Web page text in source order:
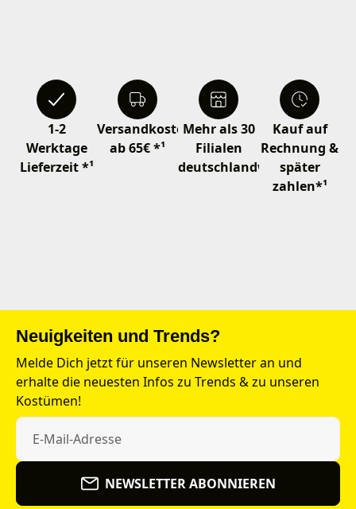
1-2
Werktage
Lieferzeit *¹
Versandkostenfrei
ab 65€ *¹
Mehr als 30
Filialen
deutschlandweit
Kauf auf
Rechnung &
später
zahlen*¹
Neuigkeiten und Trends?
Melde Dich jetzt für unseren Newsletter an und
erhalte die neuesten Infos zu Trends & zu unseren
Kostümen!
NEWSLETTER ABONNIEREN